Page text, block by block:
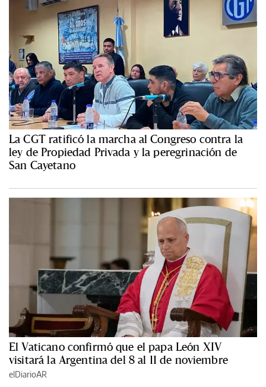
La CGT ratificó la marcha al Congreso contra la
ley de Propiedad Privada y la peregrinación de
San Cayetano
El Vaticano confirmó que el papa León XIV
visitará la Argentina del 8 al 11 de noviembre
elDiarioAR